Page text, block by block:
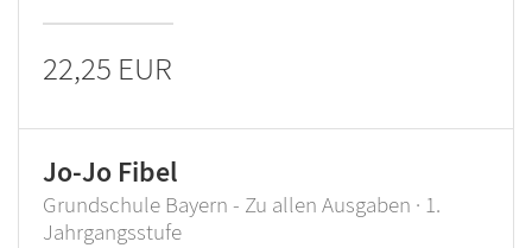
22,25 EUR
Jo-Jo Fibel
Grundschule Bayern - Zu allen Ausgaben · 1.
Jahrgangsstufe